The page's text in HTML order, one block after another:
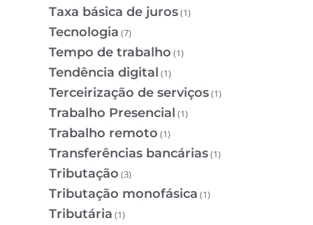
Taxa básica de juros(1)
Tecnologia (7)
Tempo de trabalho (1)
Tendência digital (1)
Terceirização de serviços(1)
Trabalho Presencial (1)
Trabalho remoto (1)
Transferências bancárias(1)
Tributação (3)
Tributação monofásica (1)
Tributária (1)